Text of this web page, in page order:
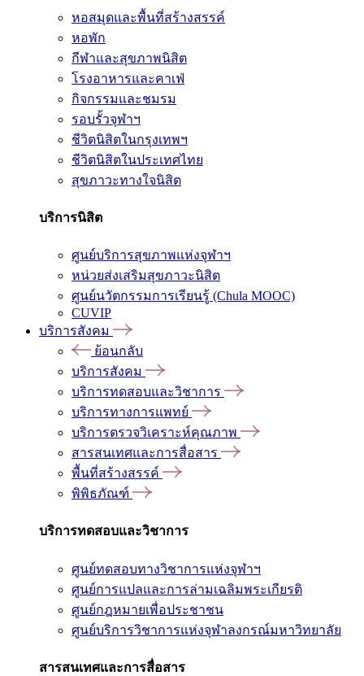
หอสมุดและพื้นที่สร้างสรรค์
หอพัก
กีฬาและสุขภาพนิสิต
โรงอาหารและคาเฟ่
กิจกรรมและชมรม
รอบรั้วจุฬาฯ
ชีวิตนิสิตในกรุงเทพฯ
ชีวิตนิสิตในประเทศไทย
สุขภาวะทางใจนิสิต
บริการนิสิต
ศูนย์บริการสุขภาพแห่งจุฬาฯ
หน่วยส่งเสริมสุขภาวะนิสิต
ศูนย์นวัตกรรมการเรียนรู้ (Chula MOOC)
CUVIP
บริการสังคม
ย้อนกลับ
บริการสังคม
บริการทดสอบและวิชาการ
บริการทางการแพทย์
บริการตรวจวิเคราะห์คุณภาพ
สารสนเทศและการสื่อสาร
พื้นที่สร้างสรรค์
พิพิธภัณฑ์
บริการทดสอบและวิชาการ
ศูนย์ทดสอบทางวิชาการแห่งจุฬาฯ
ศูนย์การแปลและการล่ามเฉลิมพระเกียรติ
ศูนย์กฎหมายเพื่อประชาชน
ศูนย์บริการวิชาการแห่งจุฬาลงกรณ์มหาวิทยาลัย
สารสนเทศและการสื่อสาร